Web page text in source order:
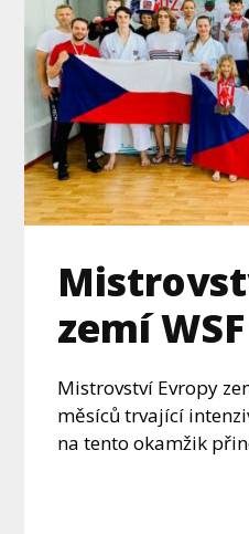
zemí
Mistrovství Evropy
měsíců trvající
na tento okamžik